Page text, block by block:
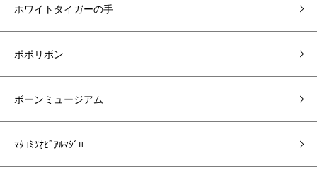
ホワイトタイガーの手
ポポリボン
ボーンミュージアム
ﾏﾀｺﾐﾂｵﾋﾞｱﾙﾏｼﾞﾛ